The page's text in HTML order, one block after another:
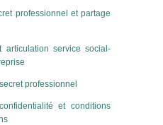
professionnel et partage
articulation service social-
professionnel
et conditions